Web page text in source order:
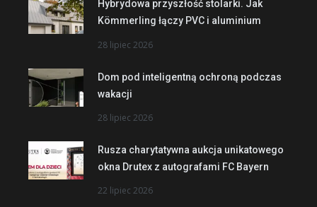
Hybrydowa przyszłość stolarki. Jak
Kömmerling łączy PVC i aluminium
28 lipiec 2026
Dom pod inteligentną ochroną podczas
wakacji
28 lipiec 2026
Rusza charytatywna aukcja unikatowego
okna Drutex z autografami FC Bayern
22 lipiec 2026